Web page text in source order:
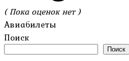
( Пока оценок нет )
Авиабилеты
Поиск
Поиск